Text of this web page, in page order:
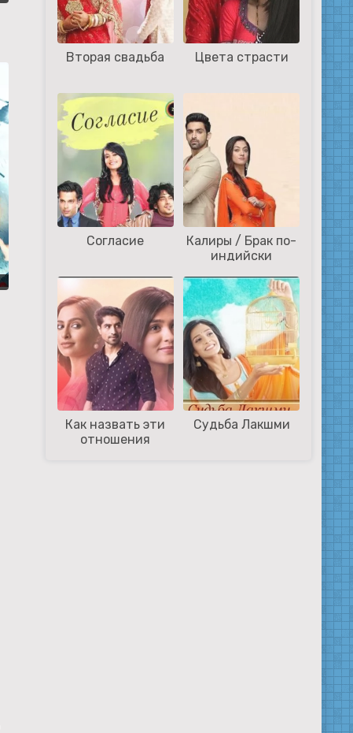
Вторая свадьба Цвета страсти
Согласие
Калиры / Брак по-
индийски
Как назвать эти
отношения
Судьба Лакшми